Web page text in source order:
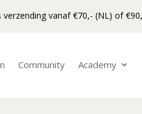
verzending vanaf €70,- (NL) of
Community Academy